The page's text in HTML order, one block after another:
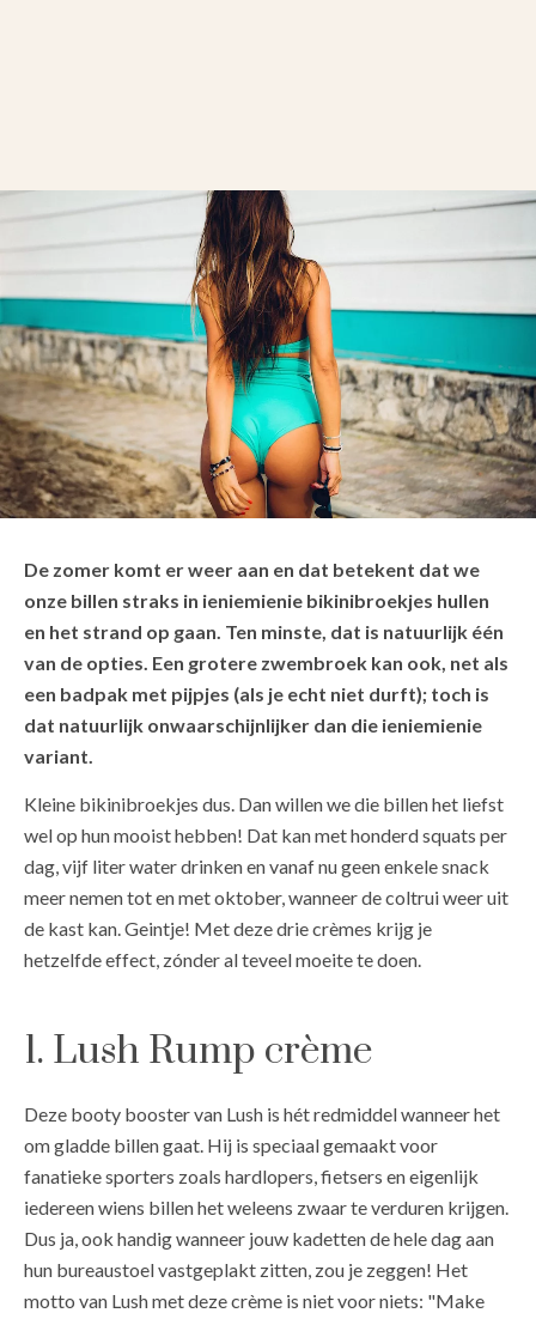
De zomer komt er weer aan en dat betekent dat we
onze billen straks in ieniemienie bikinibroekjes hullen
en het strand op gaan. Ten minste, dat is natuurlijk één
van de opties. Een grotere zwembroek kan ook, net als
een badpak met pijpjes (als je echt niet durft); toch is
dat natuurlijk onwaarschijnlijker dan die ieniemienie
variant.
Kleine bikinibroekjes dus. Dan willen we die billen het liefst
wel op hun mooist hebben! Dat kan met honderd squats per
dag, vijf liter water drinken en vanaf nu geen enkele snack
meer nemen tot en met oktober, wanneer de coltrui weer uit
de kast kan. Geintje! Met deze drie crèmes krijg je
hetzelfde effect, zónder al teveel moeite te doen.
1. Lush Rump crème
Deze booty booster van Lush is hét redmiddel wanneer het
om gladde billen gaat. Hij is speciaal gemaakt voor
fanatieke sporters zoals hardlopers, fietsers en eigenlijk
iedereen wiens billen het weleens zwaar te verduren krijgen.
Dus ja, ook handig wanneer jouw kadetten de hele dag aan
hun bureaustoel vastgeplakt zitten, zou je zeggen! Het
motto van Lush met deze crème is niet voor niets: "Make